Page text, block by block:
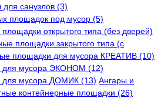
для санузлов (3)
площадок под мусор (5)
открытого типа (без дверей)
площадки закрытого типа (с
площадки для мусора КРЕАТИВ (10)
для мусора ЭКОНОМ (12)
для мусора ДОМИК (13) Ангары и
контейнерные площадки (26)